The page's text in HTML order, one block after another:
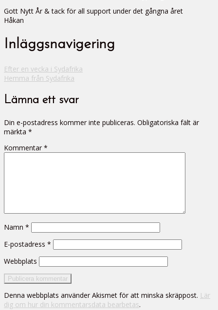
Gott Nytt År & tack för all support under det gångna året
Håkan
Inläggsnavigering
Efter en vecka i Sydafrika
Hemma från Sydafrika
Lämna ett svar
Din e-postadress kommer inte publiceras. Obligatoriska fält är
märkta *
Kommentar *
Namn *
E-postadress *
Webbplats
Denna webbplats använder Akismet för att minska skräppost. Lär
dig om hur din kommentarsdata bearbetas.